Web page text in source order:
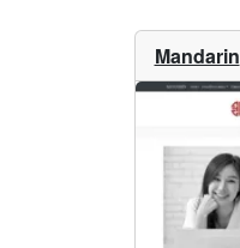
Mandarin